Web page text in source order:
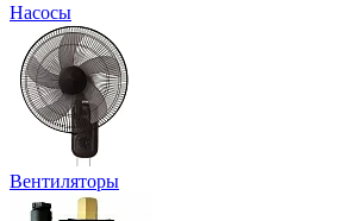
Насосы
Вентиляторы